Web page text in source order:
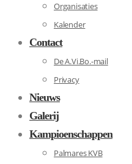
Organisaties
Kalender
Contact
De A.Vi.Bo.-mail
Privacy
Nieuws
Galerij
Kampioenschappen
Palmares KVB